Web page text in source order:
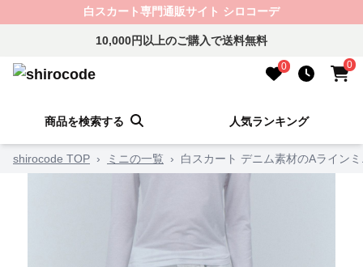
白スカート専門通販サイト シロコーデ
10,000円以上のご購入で送料無料
0 0
商品を検索する 人気ランキング
shirocode TOP › ミニの一覧 › 白スカート デニム素材のAライン